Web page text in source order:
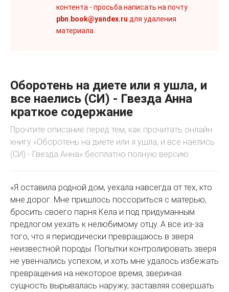
контента - просьба написать на почту
pbn.book@yandex.ru для удаления
материала
Оборотень на диете или я ушла, и
все наелись (СИ) - Гвезда Анна
краткое содержание
Прочтите описание перед тем, как прочитать онлайн
книгу «Оборотень на диете или я ушла, и все наелись
(СИ) - Гвезда Анна» бесплатно полную версию:
«Я оставила родной дом, уехала навсегда от тех, кто
мне дорог. Мне пришлось поссориться с матерью,
бросить своего парня Кела и под придуманным
предлогом уехать к нелюбимому отцу. А все из-за
того, что я периодически превращаюсь в зверя
неизвестной породы. Попытки контролировать зверя
не увенчались успехом, и хоть мне удалось избежать
превращения на некоторое время, звериная
сущность вырывалась наружу, заставляя совершать